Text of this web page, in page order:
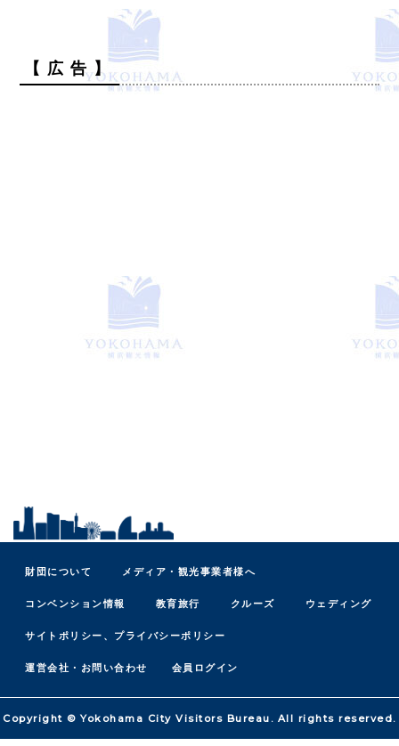
【 広 告 】
財団について メディア・観光事業者様へ
コンベンション情報 教育旅行 クルーズ ウェディング
サイトポリシー、プライバシーポリシー
運営会社・お問い合わせ 会員ログイン
Copyright © Yokohama City Visitors Bureau. All rights reserved.